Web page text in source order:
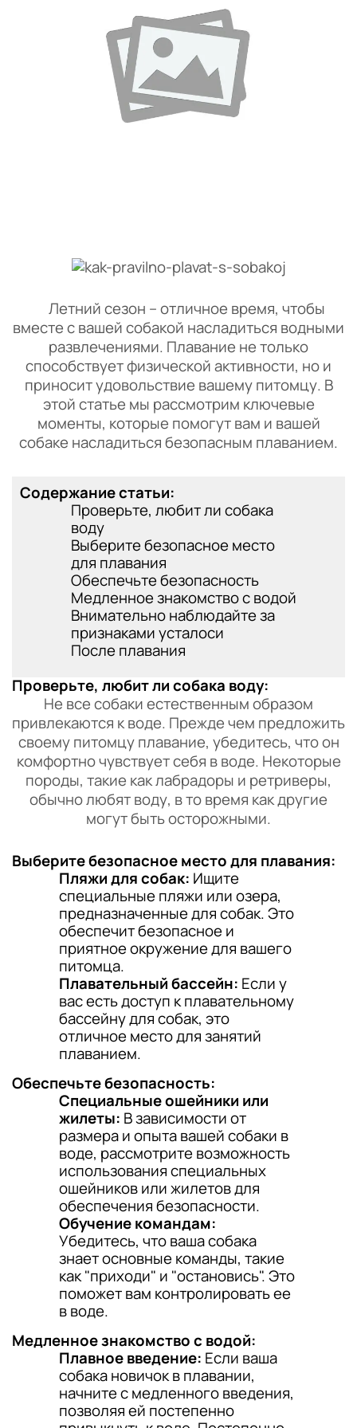
Летний сезон – отличное время, чтобы
вместе с вашей собакой насладиться водными
развлечениями. Плавание не только
способствует физической активности, но и
приносит удовольствие вашему питомцу. В
этой статье мы рассмотрим ключевые
моменты, которые помогут вам и вашей
собаке насладиться безопасным плаванием.
Содержание статьи:
Проверьте, любит ли собака
воду
Выберите безопасное место
для плавания
Обеспечьте безопасность
Медленное знакомство с водой
Внимательно наблюдайте за
признаками усталоси
После плавания
Проверьте, любит ли собака воду:
Не все собаки естественным образом
привлекаются к воде. Прежде чем предложить
своему питомцу плавание, убедитесь, что он
комфортно чувствует себя в воде. Некоторые
породы, такие как лабрадоры и ретриверы,
обычно любят воду, в то время как другие
могут быть осторожными.
Выберите безопасное место для плавания:
Пляжи для собак: Ищите
специальные пляжи или озера,
предназначенные для собак. Это
обеспечит безопасное и
приятное окружение для вашего
питомца.
Плавательный бассейн: Если у
вас есть доступ к плавательному
бассейну для собак, это
отличное место для занятий
плаванием.
Обеспечьте безопасность:
Специальные ошейники или
жилеты: В зависимости от
размера и опыта вашей собаки в
воде, рассмотрите возможность
использования специальных
ошейников или жилетов для
обеспечения безопасности.
Обучение командам:
Убедитесь, что ваша собака
знает основные команды, такие
как "приходи" и "остановись". Это
поможет вам контролировать ее
в воде.
Медленное знакомство с водой:
Плавное введение: Если ваша
собака новичок в плавании,
начните с медленного введения,
позволяя ей постепенно